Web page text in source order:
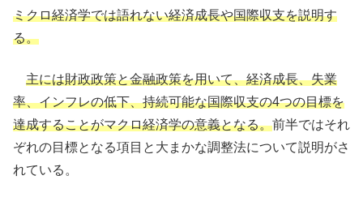
ミクロ経済学では語れない経済成長や国際収支を説明す
る。
主には財政政策と金融政策を用いて、経済成長、失業
率、インフレの低下、持続可能な国際収支の4つの目標を
達成することがマクロ経済学の意義となる。前半ではそれ
ぞれの目標となる項目と大まかな調整法について説明がさ
れている。